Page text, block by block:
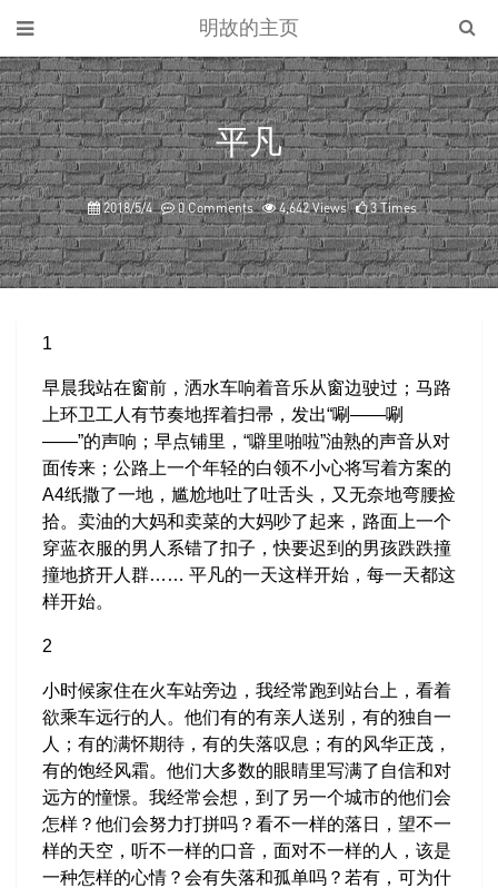
明故的主页
平凡
2018/5/4 0 Comments 4,642 Views 3 Times
1
早晨我站在窗前，洒水车响着音乐从窗边驶过；马路
上环卫工人有节奏地挥着扫帚，发出“唰——唰
——”的声响；早点铺里，“噼里啪啦”油熟的声音从对
面传来；公路上一个年轻的白领不小心将写着方案的
A4纸撒了一地，尴尬地吐了吐舌头，又无奈地弯腰捡
拾。卖油的大妈和卖菜的大妈吵了起来，路面上一个
穿蓝衣服的男人系错了扣子，快要迟到的男孩跌跌撞
撞地挤开人群…… 平凡的一天这样开始，每一天都这
样开始。
2
小时候家住在火车站旁边，我经常跑到站台上，看着
欲乘车远行的人。他们有的有亲人送别，有的独自一
人；有的满怀期待，有的失落叹息；有的风华正茂，
有的饱经风霜。他们大多数的眼睛里写满了自信和对
远方的憧憬。我经常会想，到了另一个城市的他们会
怎样？他们会努力打拼吗？看不一样的落日，望不一
样的天空，听不一样的口音，面对不一样的人，该是
一种怎样的心情？会有失落和孤单吗？若有，可为什